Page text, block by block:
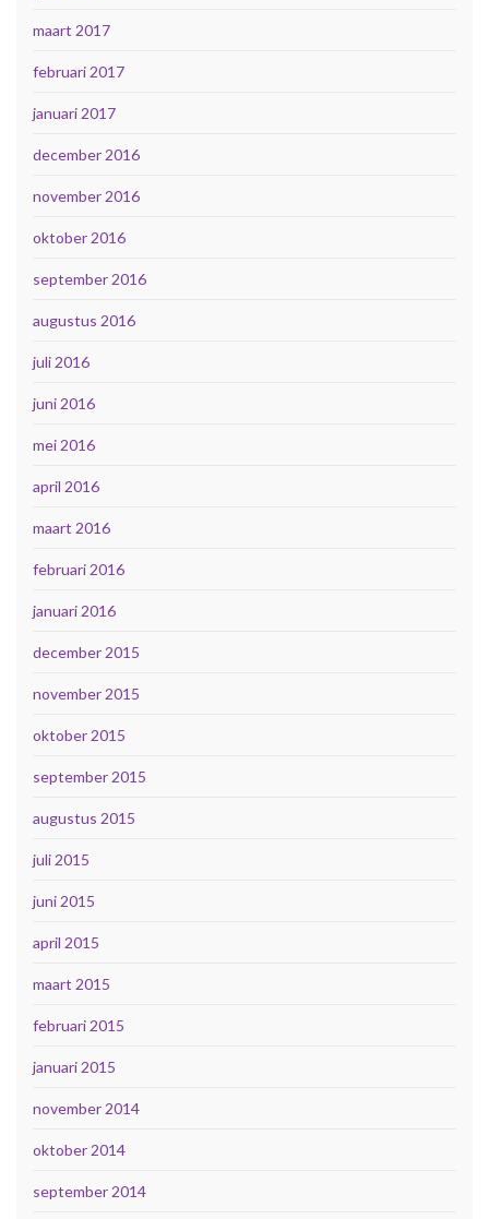
maart 2017
februari 2017
januari 2017
december 2016
november 2016
oktober 2016
september 2016
augustus 2016
juli 2016
juni 2016
mei 2016
april 2016
maart 2016
februari 2016
januari 2016
december 2015
november 2015
oktober 2015
september 2015
augustus 2015
juli 2015
juni 2015
april 2015
maart 2015
februari 2015
januari 2015
november 2014
oktober 2014
september 2014